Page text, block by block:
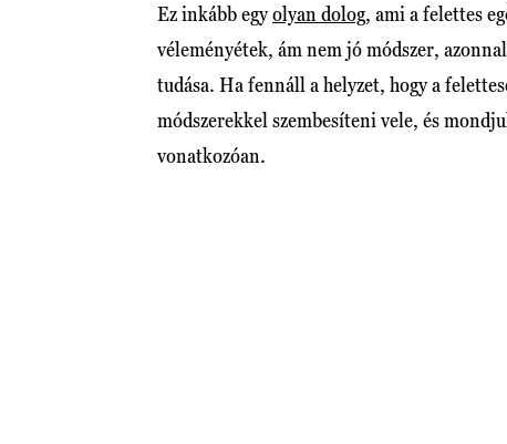
Ez inkább egyolyan dolog, ami a felettes
véleményétek, ám nem jó módszer,
tudása. Ha fennáll a helyzet, hogy a
módszerekkel szembesíteni vele, és
vonatkozóan.